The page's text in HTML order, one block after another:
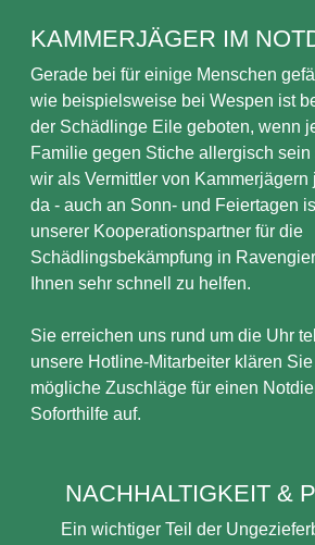
KAMMERJÄGER IM
Gerade bei für einige Menschen
wie beispielsweise bei Wespen ist
der Schädlinge Eile geboten, wenn
Familie gegen Stiche allergisch sein
wir als Vermittler von Kammerjägern
da - auch an Sonn- und Feiertagen
unserer Kooperationspartner für die
Schädlingsbekämpfung in
Ihnen sehr schnell zu helfen.
Sie erreichen uns rund um die Uhr
unsere Hotline-Mitarbeiter klären
mögliche Zuschläge für einen
Soforthilfe auf.
NACHHALTIGKEIT &
Ein wichtiger Teil der